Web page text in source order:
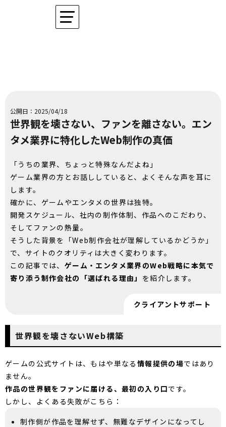
公開日：2025/04/18
世界観を壊さない、ファンを離さない。エン
タメ業界に特化したWeb制作の真価
「うちの業界、ちょっと特殊なんだよね」
ゲーム業界の方とお話ししていると、よくそんな声を耳に
します。
確かに、ゲームやエンタメの世界は独特。
開発スケジュール、社内の制作体制、作品へのこだわり、
そしてファンの熱量。
そうした背景を「Web制作会社が理解しているかどうか」
で、サイトのクオリティは大きく変わります。
この記事では、 ゲーム・エンタメ業界のWeb戦略に本気で
寄り添う制作会社の「選ばれる理由」 を紹介します。
クライアントサポート
世界観を壊さないWeb構築
ゲームの公式サイトは、もはや単なる 情報提供の場ではあり
ません。
作品の世界観をファンに届ける、最初の入り口です。
しかし、よくある失敗がこちら：
制作側が作品を理解せず、無難なデザインになってし